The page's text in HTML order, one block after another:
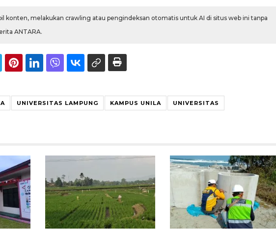
konten, melakukan crawling atau pengindeksan otomatis untuk AI di situs web ini tanpa
ANTARA.
UNIVERSITAS LAMPUNG KAMPUS UNILA UNIVERSITAS